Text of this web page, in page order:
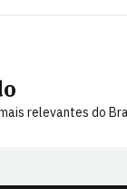
relevantes do